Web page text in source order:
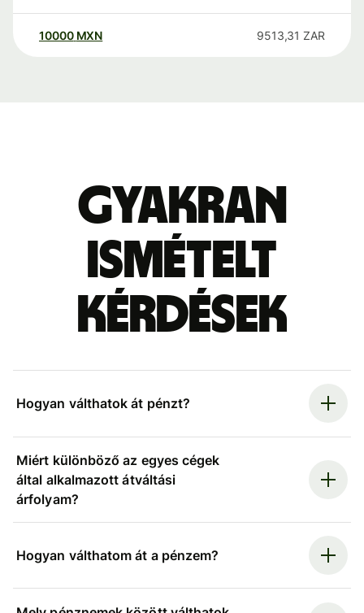
10000 MXN 9513,31 ZAR
Gyakran
ismételt
kérdések
Hogyan válthatok át pénzt?
Miért különböző az egyes cégek
által alkalmazott átváltási
árfolyam?
Hogyan válthatom át a pénzem?